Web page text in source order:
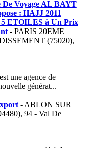
De Voyage AL BAYT
: HAJJ 2011
ETOILES à Un Prix
- PARIS 20EME
(75020),
une agence de
générat...
- ABLON SUR
94 - Val De